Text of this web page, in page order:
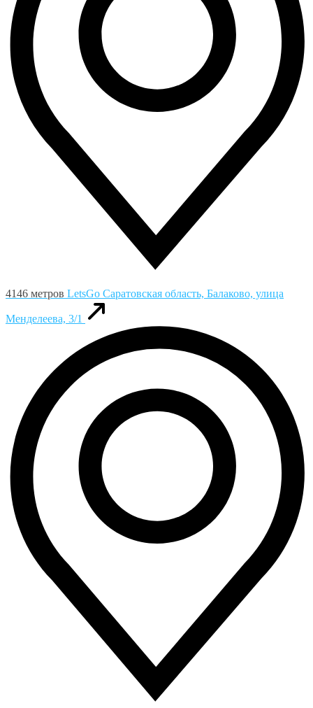
4146 метров LetsGo Саратовская область, Балаково, улица
Менделеева, 3/1